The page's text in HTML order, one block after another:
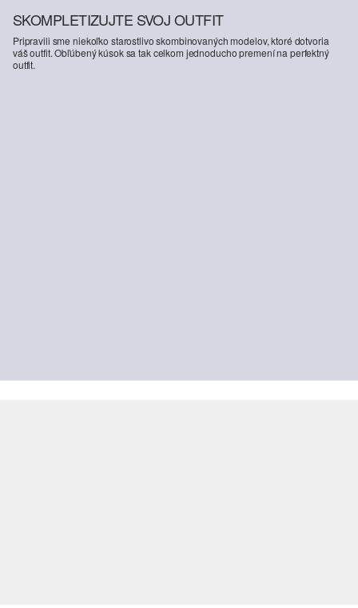
SKOMPLETIZUJTE SVOJ OUTFIT
Pripravili sme niekoľko starostlivo skombinovaných modelov, ktoré dotvoria
váš outfit. Obľúbený kúsok sa tak celkom jednoducho premení na perfektný
outfit.